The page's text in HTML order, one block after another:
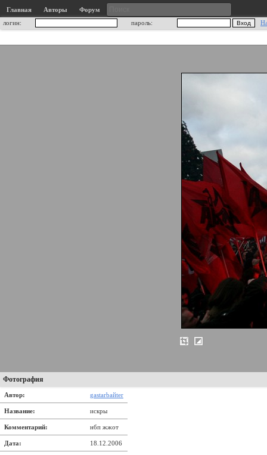
Главная Авторы
Форум
логин:
пароль:
Фотография
Автор: gastarbaйter
Название: искры
Комментарий: нбп жжот
Дата: 18.12.2006